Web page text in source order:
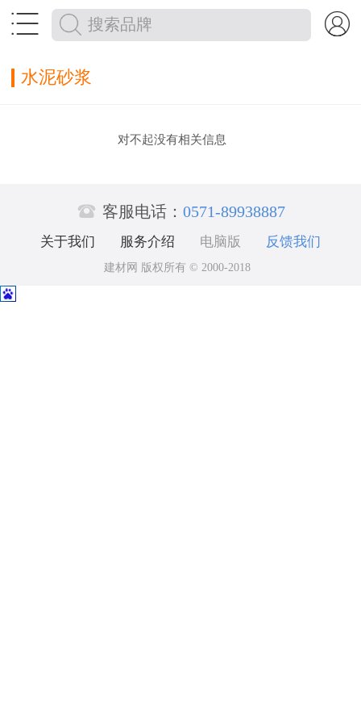
 
水泥砂浆
对不起没有相关信息
 客服电话： 0571-89938887
关于我们 服务介绍 电脑版 反馈我们
建材网 版权所有 © 2000-2018